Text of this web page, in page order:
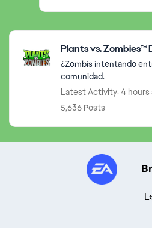
Featured Places
Plants vs. Zombies™
¿Zombis intentando
comunidad.
Latest Activity: 4 hours
5,636 Posts